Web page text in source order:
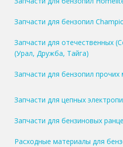
Запчасти для бензопил
Запчасти для отечественных
(Урал, Дружба, Тайга)
Запчасти для бензопил прочих
Запчасти для цепных
Запчасти для бензиновых
Расходные материалы для